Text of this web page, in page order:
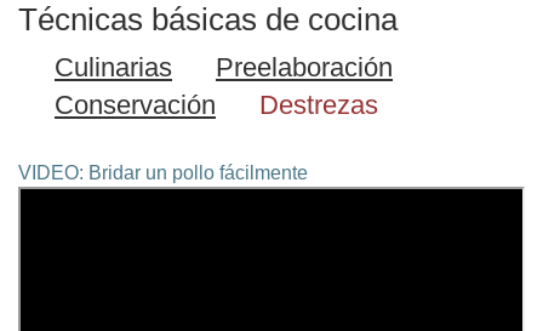
Técnicas básicas de cocina
Culinarias
Preelaboración
Conservación
Destrezas
VIDEO: Bridar un pollo fácilmente